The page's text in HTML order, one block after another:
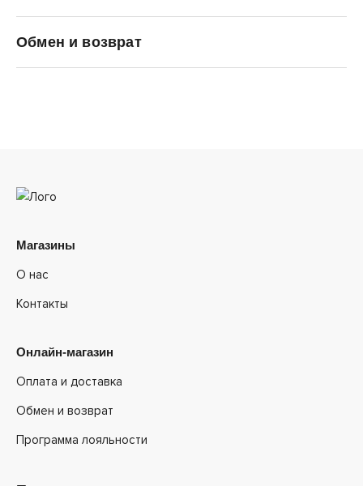
Обмен и возврат
Магазины
О нас
Контакты
Онлайн-магазин
Оплата и доставка
Обмен и возврат
Программа лояльности